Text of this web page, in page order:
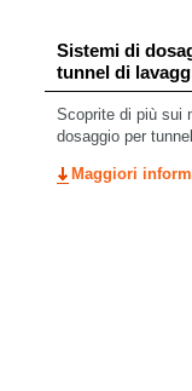
Sistemi di
tunnel di
Scoprite di più sui
dosaggio per
Maggiori